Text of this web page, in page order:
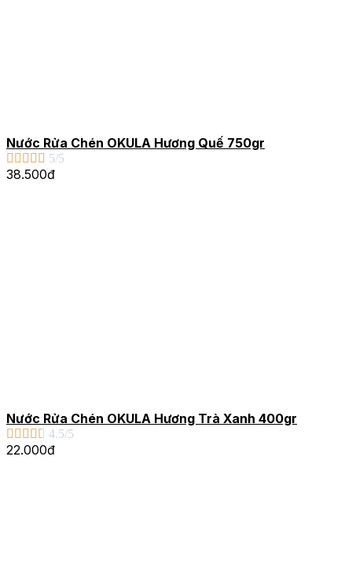
Nước Rửa Chén OKULA Hương Quế 750gr
     5/5
38.500đ
Nước Rửa Chén OKULA Hương Trà Xanh 400gr
     4.5/5
22.000đ